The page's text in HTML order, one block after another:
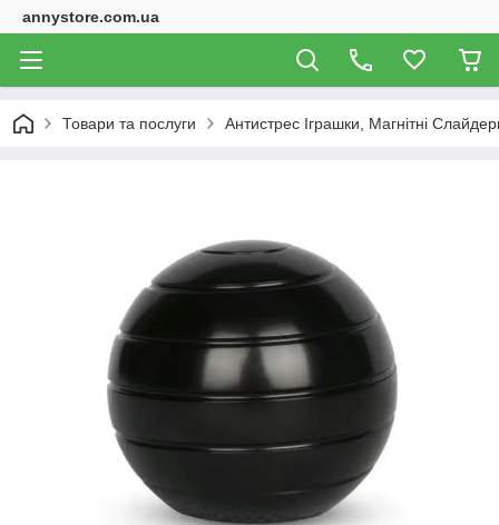
annystore.com.ua
Товари та послуги Антистрес Іграшки, Магнітні